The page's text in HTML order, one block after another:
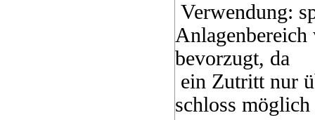
Verwendung:
bevorzugt, da
ein Zutritt nur
schloss